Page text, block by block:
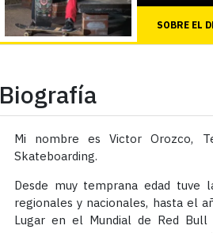
SOBRE EL
Biografía
Mi nombre es Victor Orozco,
Skateboarding.
Desde muy temprana edad tuve
regionales y nacionales, hasta el
Lugar en el Mundial de Red